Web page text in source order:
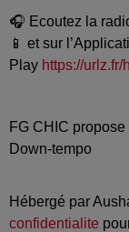
🎧 Ecoutez la
📱 et sur
Play https://urlz.fr/
FG CHIC
Down-tempo
Hébergé par
confidentialite